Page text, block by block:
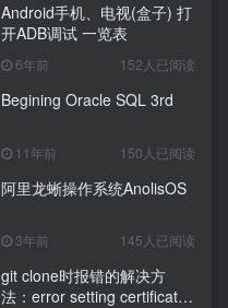
Android手机、电视(盒子) 打
开ADB调试 一览表
6年前 152人已阅读
Begining Oracle SQL 3rd
11年前 150人已阅读
阿里龙蜥操作系统AnolisOS
3年前 145人已阅读
git clone时报错的解决方
法：error setting certificate